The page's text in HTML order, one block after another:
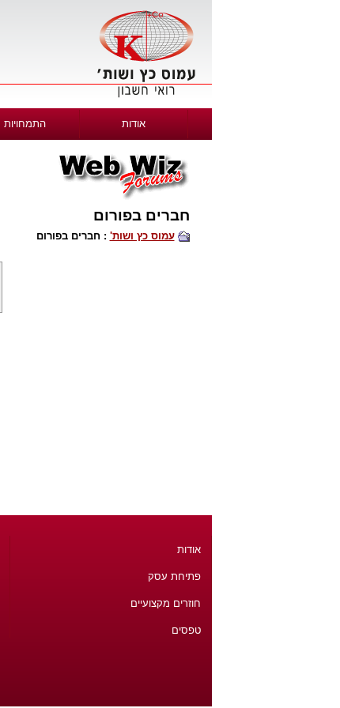
אודות התמחויות
חברים בפורום
עמוס כץ ושות' : חברים בפורום
אודות
פתיחת עסק
חוזרים מקצועיים
טפסים